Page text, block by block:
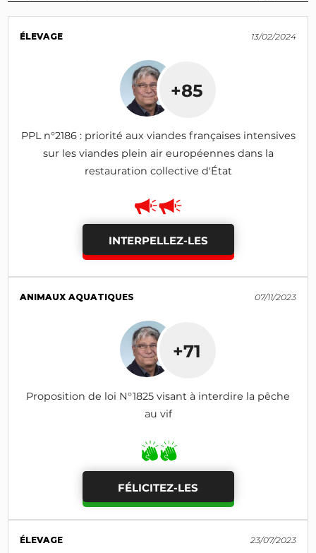
ÉLEVAGE 13/02/2024
+85
PPL n°2186 : priorité aux viandes françaises intensives
sur les viandes plein air européennes dans la
restauration collective d'État
INTERPELLEZ-LES
ANIMAUX AQUATIQUES 07/11/2023
+71
Proposition de loi N°1825 visant à interdire la pêche
au vif
FÉLICITEZ-LES
ÉLEVAGE 23/07/2023